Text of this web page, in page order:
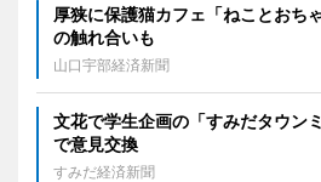
厚狭に保護猫カフェ「ねことお
の触れ合いも
山口宇部経済新聞
文花で学生企画の「すみだタウ
で意見交換
すみだ経済新聞